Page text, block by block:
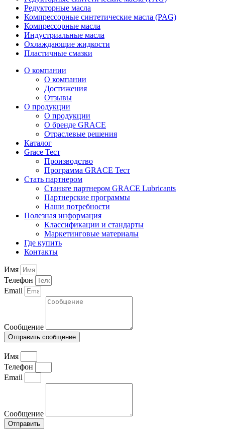
Редукторные масла
Компрессорные синтетические масла (PAG)
Компрессорные масла
Индустриальные масла
Охлаждающие жидкости
Пластичные смазки
О компании
О компании
Достижения
Отзывы
О продукции
О продукции
О бренде GRACE
Отраслевые решения
Каталог
Grace Тест
Производство
Программа GRACE Тест
Стать партнером
Станьте партнером GRACE Lubricants
Партнерские программы
Наши потребности
Полезная информация
Классификации и стандарты
Маркетинговые материалы
Где купить
Контакты
Имя
Телефон
Email
Сообщение
Отправить сообщение
Имя
Телефон
Email
Сообщение
Отправить